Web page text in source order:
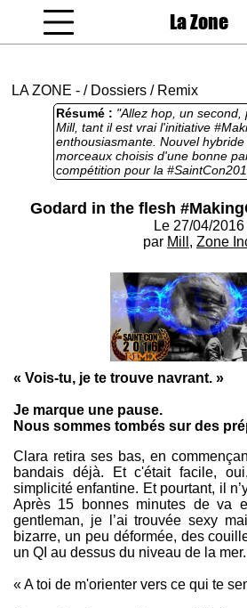
La Zone
LA ZONE - / Dossiers / Remix
Résumé : "Allez hop, un
Mill, tant il est vrai l'initiative
enthousiasmante. Nouvel
morceaux choisis d'une bonne
compétition pour la
que tout est contenu dans tout,
scène de "Pierrot le Fou" version
Canal+. Je rappelle que vous
pour voter pour les vrais textes
Godard in the flesh
Le 27/04/2016
par Mill , Zone
« Vois-tu, je te trouve navrant. »
Je marque une pause.
Nous sommes tombés sur des
Clara retira ses bas, en
bandais déjà. Et c'était facile,
simplicité enfantine. Et pourtant, il
Après 15 bonnes minutes de va
gentleman, je l’ai trouvée sexy
bizarre, un peu déformée, des
un QI au dessus du niveau de la mer.
« A toi de m'orienter vers ce qui te